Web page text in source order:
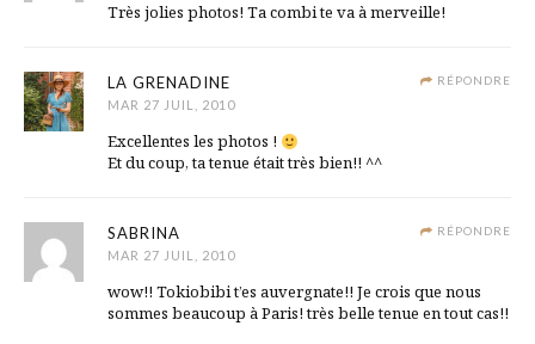
Très jolies photos! Ta combi te va à merveille!
RÉPONDRE
LA GRENADINE
MAR 27 JUIL, 2010
Excellentes les photos !
Et du coup, ta tenue était très bien!! ^^
RÉPONDRE
SABRINA
MAR 27 JUIL, 2010
wow!! Tokiobibi t’es auvergnate!! Je crois que nous
sommes beaucoup à Paris! très belle tenue en tout cas!!